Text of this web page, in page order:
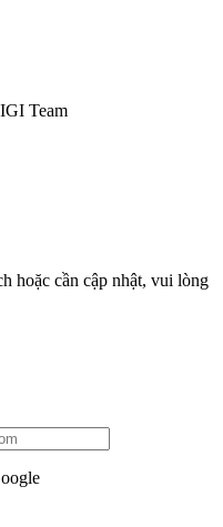
Team
hoặc cần cập nhật, vui lòng